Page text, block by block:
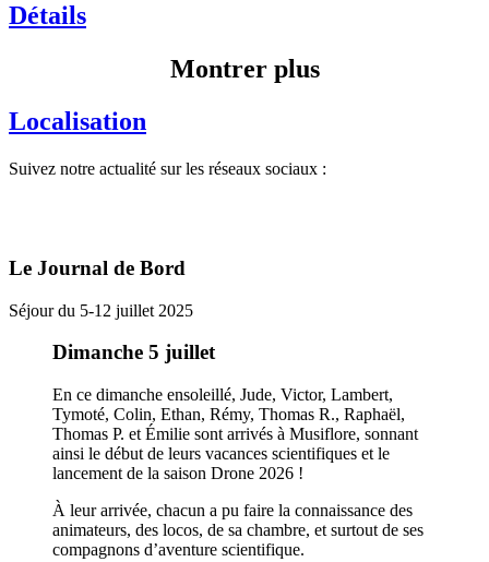
Détails
Montrer plus
Localisation
Suivez notre actualité sur les réseaux sociaux :
Le Journal de Bord
Séjour du 5-12 juillet 2025
Dimanche 5 juillet
En ce dimanche ensoleillé, Jude, Victor, Lambert,
Tymoté, Colin, Ethan, Rémy, Thomas R., Raphaël,
Thomas P. et Émilie sont arrivés à Musiflore, sonnant
ainsi le début de leurs vacances scientifiques et le
lancement de la saison Drone 2026 !
À leur arrivée, chacun a pu faire la connaissance des
animateurs, des locos, de sa chambre, et surtout de ses
compagnons d’aventure scientifique.